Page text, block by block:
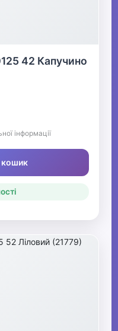
42 Капучино
інформації
кошик